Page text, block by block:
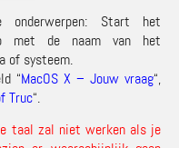
onderwerpen: Start het
met de naam van het
of systeem.
“MacOS X – Jouw vraag“,
Truc“.
taal zal niet werken als je